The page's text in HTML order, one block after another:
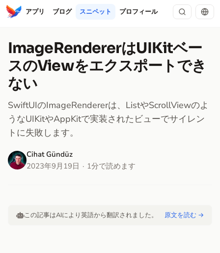
アプリ ブログ スニペット プロフィール
ImageRendererはUIKitベー
スのViewをエクスポートでき
ない
SwiftUIのImageRendererは、ListやScrollViewのよ
うなUIKitやAppKitで実装されたビューでサイレン
トに失敗します。
Cihat Gündüz
2023年9月19日
1分で読めます
この記事はAIにより英語から翻訳されました。 原文を読む →